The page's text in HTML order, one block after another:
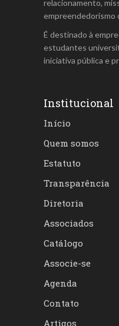
relacionamento,
empreendedorismo
É destinado à
estudantes
iniciativa pública e
Institucional
Início
Quem somos
Estatuto
Transparência
Diretoria
Associados
Catálogo
Associe-se
Agenda
Contato
Artigos